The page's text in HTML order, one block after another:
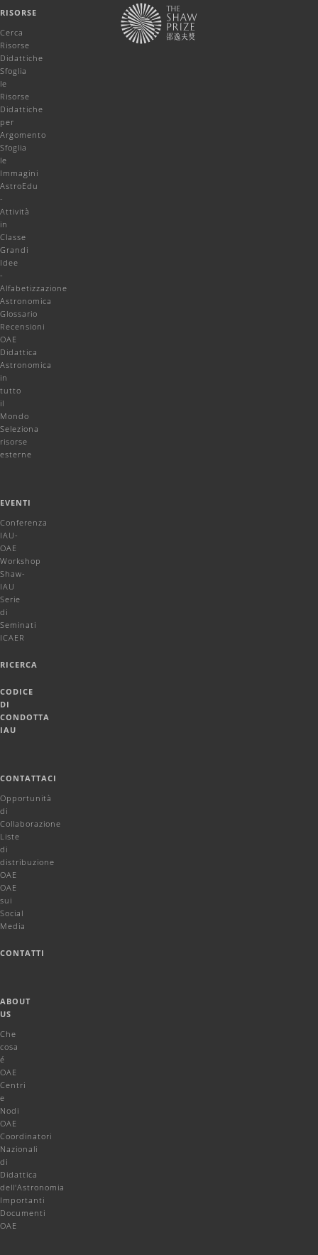
RISORSE
Cerca
Risorse
Didattiche
Sfoglia
le
Risorse
Didattiche
per
Argomento
Sfoglia
le
Immagini
AstroEdu
-
Attività
in
Classe
Grandi
Idee
-
Alfabetizzazione
Astronomica
Glossario
Recensioni
OAE
Didattica
Astronomica
in
tutto
il
Mondo
Seleziona
risorse
esterne
EVENTI
Conferenza
IAU-
OAE
Workshop
Shaw-
IAU
Serie
di
Seminati
ICAER
RICERCA
CODICE
DI
CONDOTTA
IAU
CONTATTACI
Opportunità
di
Collaborazione
Liste
di
distribuzione
OAE
OAE
sui
Social
Media
CONTATTI
ABOUT
US
Che
cosa
é
OAE
Centri
e
Nodi
OAE
Coordinatori
Nazionali
di
Didattica
dell'Astronomia
Importanti
Documenti
OAE